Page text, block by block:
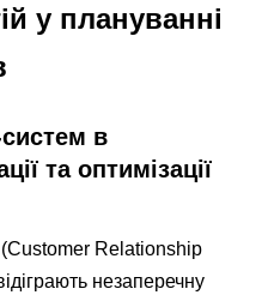
у плануванні
в
та оптимізації
(Customer Relationship
незаперечну